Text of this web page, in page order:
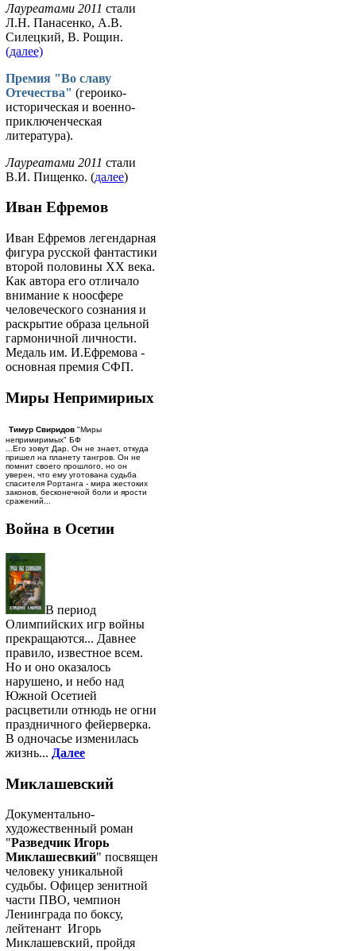
Лауреатами 2011 стали
Л.Н. Панасенко, А.В.
Силецкий, В. Рощин.
(далее)
Премия "Во славу
Отечества" (героико-
историческая и военно-
приключенческая
литература).
Лауреатами 2011 стали
В.И. Пищенко. (далее)
Иван Ефремов
Иван Ефремов легендарная
фигура русской фантастики
второй половины ХХ века.
Как автора его отличало
внимание к ноосфере
человеческого сознания и
раскрытие образа цельной
гармоничной личности.
Медаль им. И.Ефремова -
основная премия СФП.
Миры Непримириых
Тимур Свиридов "Миры
непримиримых" БФ
...Его зовут Дар. Он не знает, откуда
пришел на планету тангров. Он не
помнит своего прошлого, но он
уверен, что ему уготована судьба
спасителя Рортанга - мира жестоких
законов, бесконечной боли и ярости
сражений...
Война в Осетии
В период
Олимпийских игр войны
прекращаются... Давнее
правило, известное всем.
Но и оно оказалось
нарушено, и небо над
Южной Осетией
расцветили отнюдь не огни
праздничного фейерверка.
В одночасье изменилась
жизнь... Далее
Миклашевский
Документально-
художественный роман
"Разведчик Игорь
Миклашесвкий" посвящен
человеку уникальной
судьбы. Офицер зенитной
части ПВО, чемпион
Ленинграда по боксу,
лейтенант Игорь
Миклашевский, пройдя